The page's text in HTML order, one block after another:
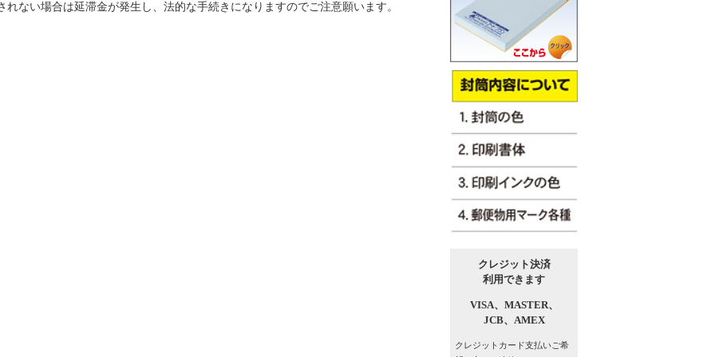
れない場合は延滞金が発生し、法的な手続きになりますのでご注意願います。
クレジット決済
利用できます
VISA、 MASTER、
JCB、 AMEX
クレジットカード支払いご希